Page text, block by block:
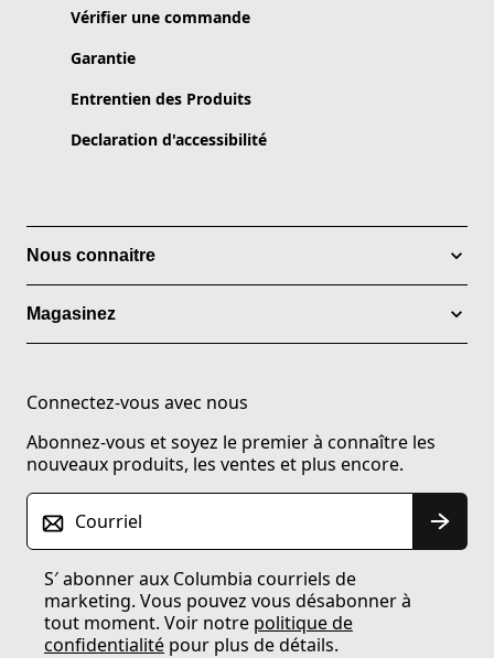
Vérifier une commande
Garantie
Entrentien des Produits
Declaration d'accessibilité
Nous connaitre
Magasinez
Connectez-vous avec nous
Abonnez-vous et soyez le premier à connaître les
nouveaux produits, les ventes et plus encore.
Courriel
S′ abonner aux Columbia courriels de
marketing. Vous pouvez vous désabonner à
tout moment. Voir notre politique de
confidentialité pour plus de détails.